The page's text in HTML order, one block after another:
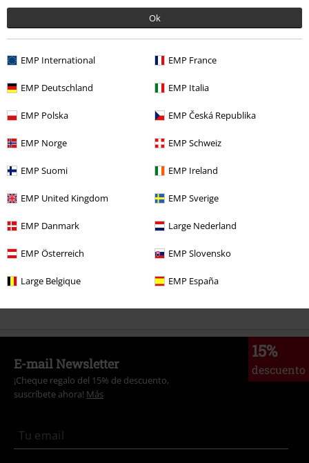
Ok
EMP International EMP France
EMP Deutschland EMP Italia
EMP Polska EMP Česká Republika
EMP Norge EMP Schweiz
EMP Suomi EMP Ireland
EMP United Kingdom EMP Sverige
EMP Danmark Large Nederland
EMP Österreich EMP Slovensko
Large Belgique EMP España
31% DTO
Chaquetas
Marcas Ropa Marcas by EMP Hombre RED by EMP
15%
descuento
E-mail Newsletter
¡Cheque regalo del 15% de descuento,
suscríbete ahora! Más